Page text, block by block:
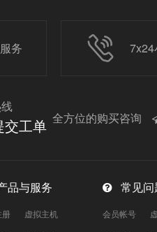
务
交工单 全方位的购买咨询
品与服务
册
虚拟主机
常见问
会员帐号